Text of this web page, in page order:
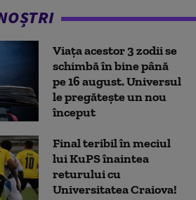
Viața acestor 3 zodii se
schimbă în bine până
pe 16 august. Universul
le pregătește un nou
început
Final teribil în meciul
lui KuPS înaintea
returului cu
Universitatea Craiova!